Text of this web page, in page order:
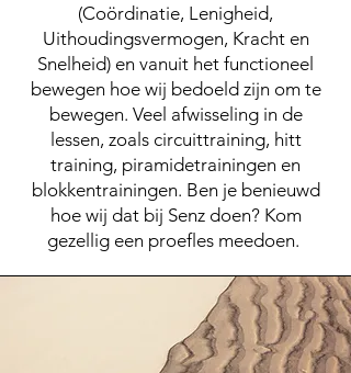
(Coördinatie, Lenigheid,
Uithoudingsvermogen, Kracht en
Snelheid) en vanuit het functioneel
bewegen hoe wij bedoeld zijn om te
bewegen. Veel afwisseling in de
lessen, zoals circuittraining, hitt
training, piramidetrainingen en
blokkentrainingen. Ben je benieuwd
hoe wij dat bij Senz doen? Kom
gezellig een proefles meedoen.